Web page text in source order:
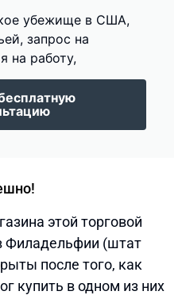
убежище в США,
запрос на
на работу,
этой торговой
Филадельфии (штат
после того, как
купить в одном из них